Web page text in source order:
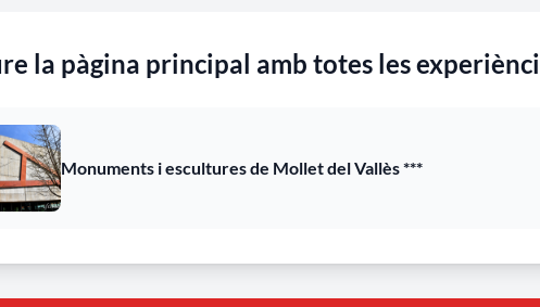
la pàgina principal amb totes les
Monuments i escultures de Mollet del Vallès ***